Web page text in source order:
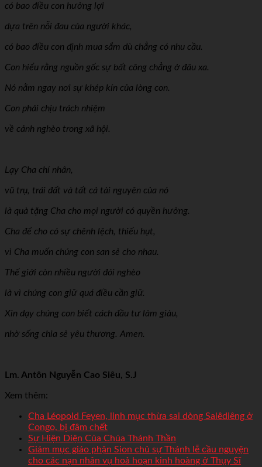
có bao điều con hưởng lợi
dựa trên nỗi đau của người khác,
có bao điều con định mua sắm dù chẳng có nhu cầu.
Con hiểu rằng nguồn gốc sự bất công chẳng ở đâu xa.
Nó nằm ngay nơi sự khép kín của lòng con.
Con phải chịu trách nhiệm
về cảnh nghèo trong xã hội.
Lạy Cha chí nhân,
vũ trụ, trái đất và tất cả tài nguyên của nó
là quà tặng Cha cho mọi người có quyền hưởng.
Cha để cho có sự chênh lệch, thiếu hụt,
vì Cha muốn chúng con san sẻ cho nhau.
Thế giới còn nhiều người đói nghèo
là vì chúng con giữ quá điều cần giữ.
Xin dạy chúng con biết cách đầu tư làm giàu,
nhờ sống chia sẻ yêu thương. Amen.
Lm. Antôn Nguyễn Cao Siêu, S.J
Xem thêm:
Cha Léopold Feyen, linh mục thừa sai dòng Salêdiêng ở
Congo, bị đâm chết
Sự Hiện Diện Của Chúa Thánh Thần
Giám mục giáo phận Sion chủ sự Thánh lễ cầu nguyện
cho các nạn nhân vụ hoả hoạn kinh hoàng ở Thụy Sĩ